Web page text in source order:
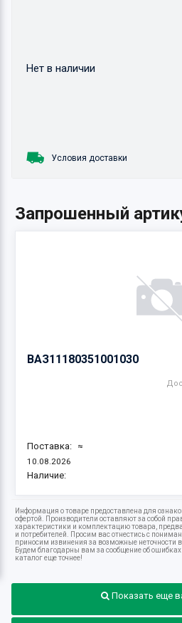
Нет в наличии
Условия доставки
Запрошенный
ВАЗ11180351001030
Поставка: ≈
10.08.2026
Наличие:
Информация о товаре предоставлена для
офертой. Производители оставляют за собой
характеристики и комплектацию товара,
и потребителей. Просим вас отнестись с
приносим извинения за возможные неточности
Будем благодарны вам за сообщение об
каталог еще точнее!
Показать еще